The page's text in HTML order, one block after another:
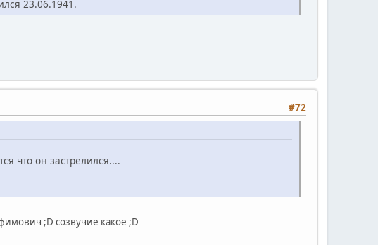
23.06.1941.
#72
что он застрелился....
;D созвучие какое ;D